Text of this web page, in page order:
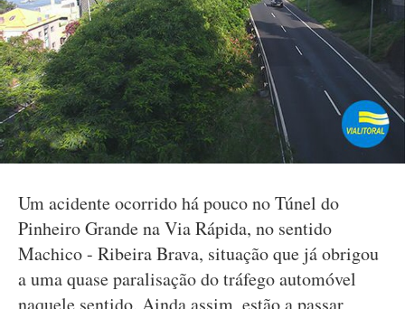
Um acidente ocorrido há pouco no Túnel do
Pinheiro Grande na Via Rápida, no sentido
Machico - Ribeira Brava, situação que já obrigou
a uma quase paralisação do tráfego automóvel
naquele sentido. Ainda assim, estão a passar